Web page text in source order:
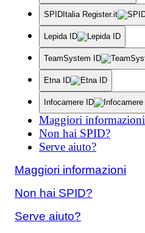
SPIDItalia Register.it
Lepida ID
TeamSystem ID
Etna ID
Infocamere ID
Maggiori informazioni
Non hai SPID?
Serve aiuto?
Maggiori informazioni
Non hai SPID?
Serve aiuto?